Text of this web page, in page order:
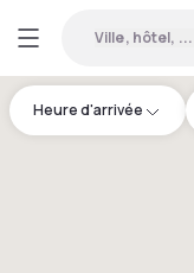
Ville, hôtel, ...
Heure d'arrivée